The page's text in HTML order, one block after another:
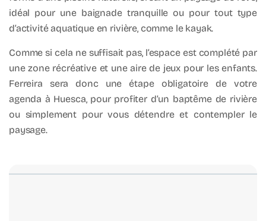
idéal pour une baignade tranquille ou pour tout type
d’activité aquatique en rivière, comme le kayak.
Comme si cela ne suffisait pas, l’espace est complété par
une zone récréative et une aire de jeux pour les enfants.
Ferreira sera donc une étape obligatoire de votre
agenda à Huesca, pour profiter d’un baptême de rivière
ou simplement pour vous détendre et contempler le
paysage.